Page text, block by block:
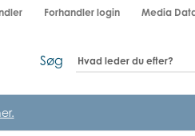
Forhandler login Media
Søg